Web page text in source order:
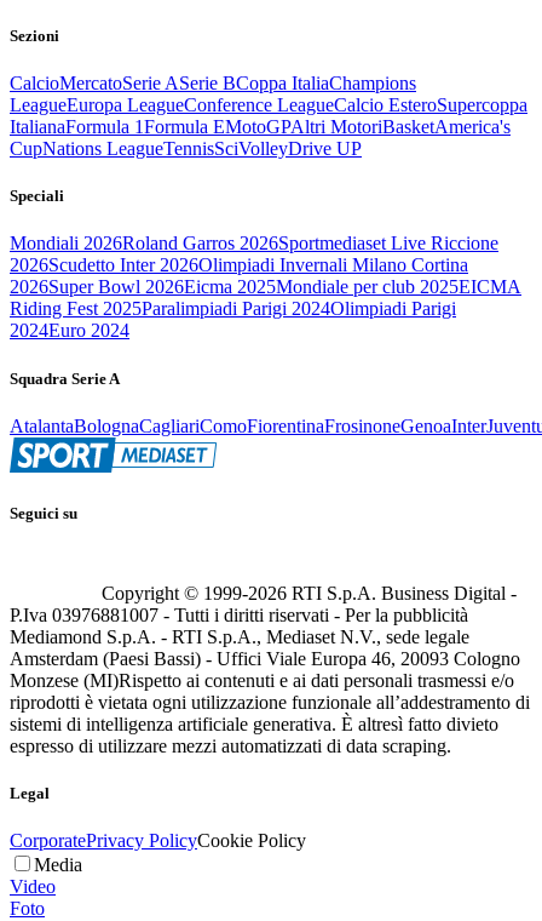
Sezioni
CalcioMercatoSerie ASerie BCoppa ItaliaChampions
LeagueEuropa LeagueConference LeagueCalcio EsteroSupercoppa
ItalianaFormula 1Formula EMotoGPAltri MotoriBasketAmerica's
CupNations LeagueTennisSciVolleyDrive UP
Speciali
Mondiali 2026Roland Garros 2026Sportmediaset Live Riccione
2026Scudetto Inter 2026Olimpiadi Invernali Milano Cortina
2026Super Bowl 2026Eicma 2025Mondiale per club 2025EICMA
Riding Fest 2025Paralimpiadi Parigi 2024Olimpiadi Parigi
2024Euro 2024
Squadra Serie A
AtalantaBolognaCagliariComoFiorentinaFrosinoneGenoaInter
Seguici su
Copyright © 1999-2026 RTI S.p.A. Business Digital -
P.Iva 03976881007 - Tutti i diritti riservati - Per la pubblicità
Mediamond S.p.A. - RTI S.p.A., Mediaset N.V., sede legale
Amsterdam (Paesi Bassi) - Uffici Viale Europa 46, 20093 Cologno
Monzese (MI)Rispetto ai contenuti e ai dati personali trasmessi e/o
riprodotti è vietata ogni utilizzazione funzionale all’addestramento di
sistemi di intelligenza artificiale generativa. È altresì fatto divieto
espresso di utilizzare mezzi automatizzati di data scraping.
Legal
CorporatePrivacy PolicyCookie Policy
Media
Video
Foto